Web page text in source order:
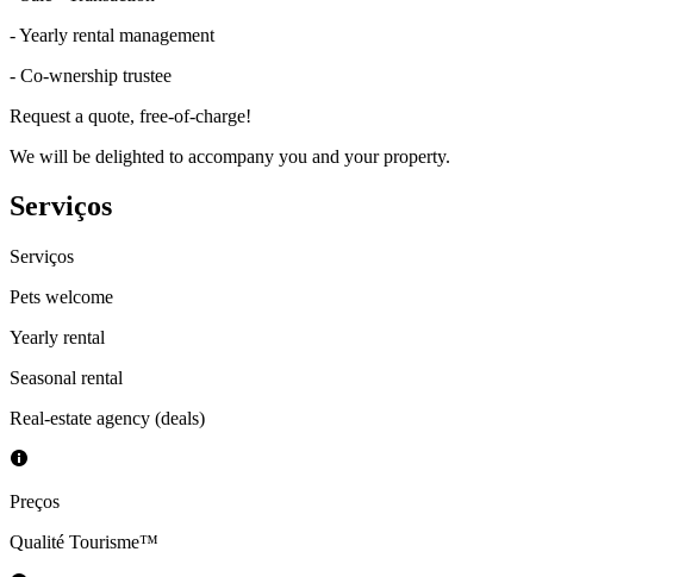
- Yearly rental management
- Co-wnership trustee
Request a quote, free-of-charge!
We will be delighted to accompany you and your property.
Serviços
Serviços
Pets welcome
Yearly rental
Seasonal rental
Real-estate agency (deals)
Preços
Qualité Tourisme™